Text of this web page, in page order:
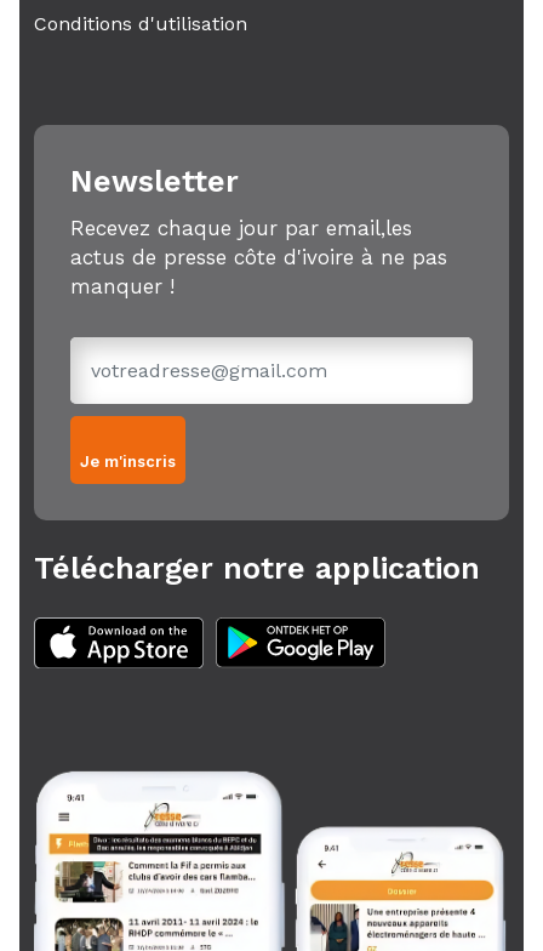
Conditions d'utilisation
Newsletter
Recevez chaque jour par email,les
actus de presse côte d'ivoire à ne pas
manquer !
Je m'inscris
Télécharger notre application